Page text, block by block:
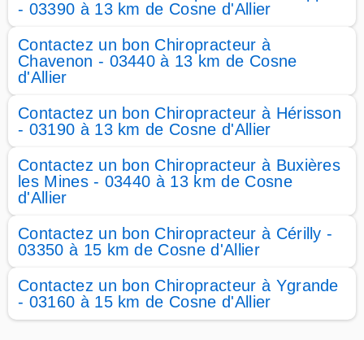
- 03390 à 13 km de Cosne d'Allier
Contactez un bon Chiropracteur à
Chavenon - 03440 à 13 km de Cosne
d'Allier
Contactez un bon Chiropracteur à Hérisson
- 03190 à 13 km de Cosne d'Allier
Contactez un bon Chiropracteur à Buxières
les Mines - 03440 à 13 km de Cosne
d'Allier
Contactez un bon Chiropracteur à Cérilly -
03350 à 15 km de Cosne d'Allier
Contactez un bon Chiropracteur à Ygrande
- 03160 à 15 km de Cosne d'Allier